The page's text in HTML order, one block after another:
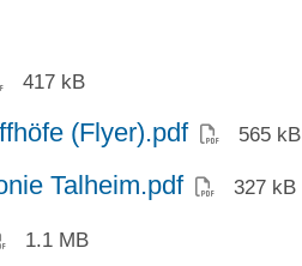
417 kB
(Flyer).pdf(PDF)565 kB
Talheim.pdf(PDF)327 kB
1.1 MB